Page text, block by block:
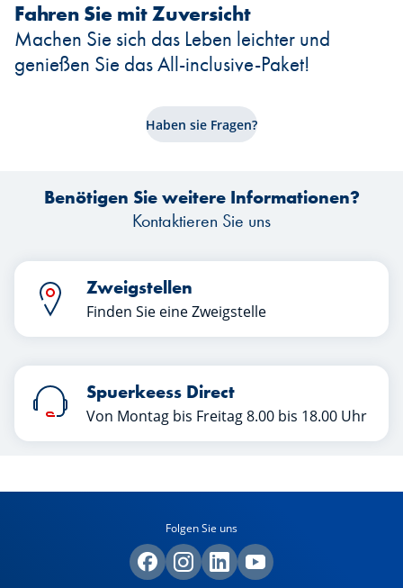
Fahren Sie mit Zuversicht
Machen Sie sich das Leben leichter und
genießen Sie das All-inclusive-Paket!
Haben sie Fragen?
Benötigen Sie weitere Informationen?
Kontaktieren Sie uns
Zweigstellen
Finden Sie eine Zweigstelle
Spuerkeess Direct
Von Montag bis Freitag 8.00 bis 18.00 Uhr
Folgen Sie uns